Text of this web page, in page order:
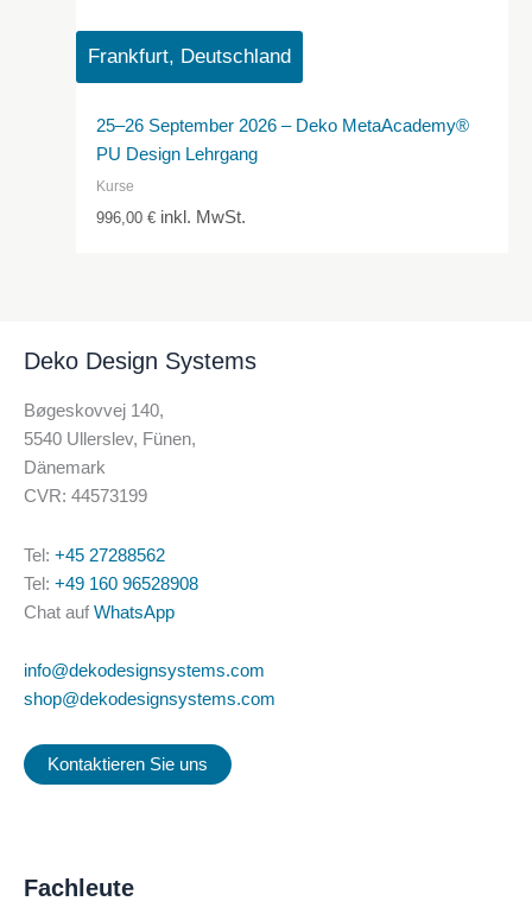
Frankfurt, Deutschland
25–26 September 2026 – Deko MetaAcademy®
PU Design Lehrgang
Kurse
996,00€ inkl. MwSt.
Deko Design Systems
Bøgeskovvej 140,
5540 Ullerslev, Fünen,
Dänemark
CVR: 44573199
Tel: +45 27288562
Tel: +49 160 96528908
Chat auf WhatsApp
info@dekodesignsystems.com
shop@dekodesignsystems.com
Kontaktieren Sie uns
Fachleute